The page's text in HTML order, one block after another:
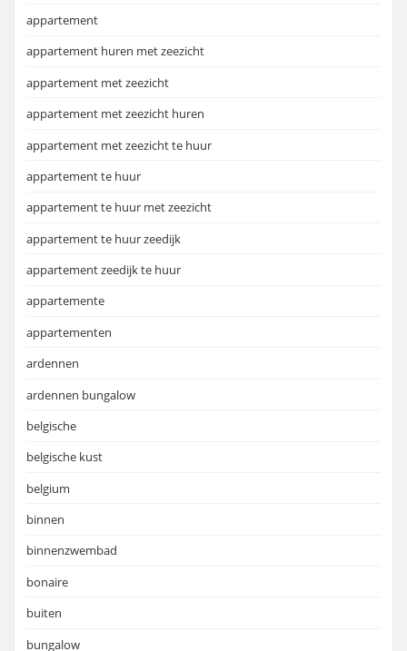
appartement
appartement huren met zeezicht
appartement met zeezicht
appartement met zeezicht huren
appartement met zeezicht te huur
appartement te huur
appartement te huur met zeezicht
appartement te huur zeedijk
appartement zeedijk te huur
appartemente
appartementen
ardennen
ardennen bungalow
belgische
belgische kust
belgium
binnen
binnenzwembad
bonaire
buiten
bungalow